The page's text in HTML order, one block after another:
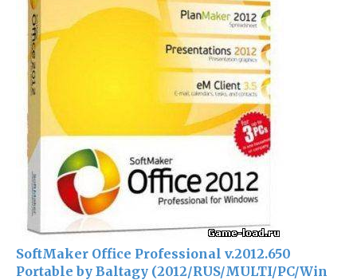
SoftMaker Office Professional v.2012.650
Portable by Baltagy (2012/RUS/MULTI/PC/Win